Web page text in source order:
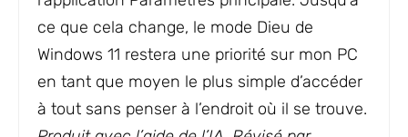
ce que cela change, le mode Dieu de
Windows 11 restera une priorité sur mon PC
en tant que moyen le plus simple d’accéder
à tout sans penser à l’endroit où il se trouve.